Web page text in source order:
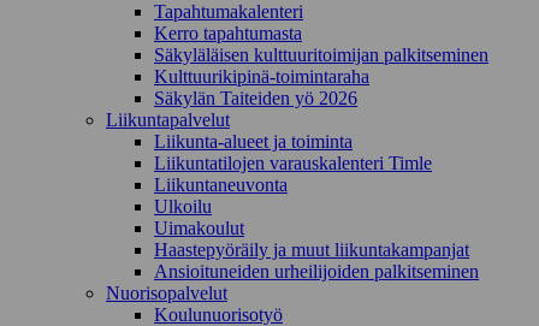
Tapahtumakalenteri
Kerro tapahtumasta
Säkyläläisen kulttuuritoimijan palkitseminen
Kulttuurikipinä-toimintaraha
Säkylän Taiteiden yö 2026
Liikuntapalvelut
Liikunta-alueet ja toiminta
Liikuntatilojen varauskalenteri Timle
Liikuntaneuvonta
Ulkoilu
Uimakoulut
Haastepyöräily ja muut liikuntakampanjat
Ansioituneiden urheilijoiden palkitseminen
Nuorisopalvelut
Koulunuorisotyö